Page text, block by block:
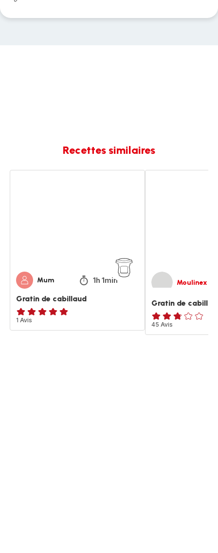
Recettes similaires
Mum 1h 1min
Gratin de cabillaud
Avis
5
1 Avis
Moulinex
Gratin de
ratings.2.7
45 Avis